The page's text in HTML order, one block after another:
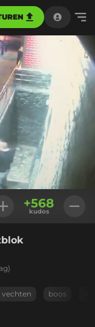
+568
kudos
vechten boos